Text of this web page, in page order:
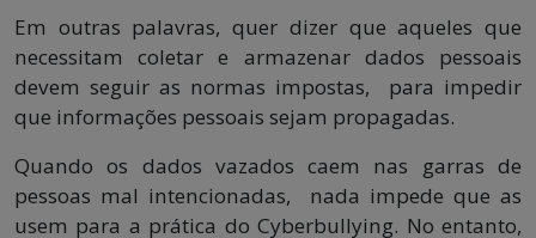
Em outras palavras, quer dizer que aqueles que
necessitam coletar e armazenar dados pessoais
devem seguir as normas impostas, para impedir
que informações pessoais sejam propagadas.
Quando os dados vazados caem nas garras de
pessoas mal intencionadas, nada impede que as
usem para a prática do Cyberbullying. No entanto,